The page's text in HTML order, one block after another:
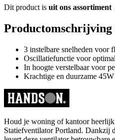
Dit product is uit ons assortiment
Productomschrijving
3 instelbare snelheden voor
Oscillatiefunctie voor
In hoogte verstelbaar voor
Krachtige en duurzame
Houd je woning of kantoor
Statiefventilator Portland. Dankzij